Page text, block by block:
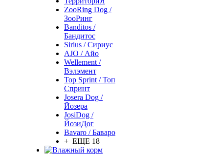
ZooRing Dog /
ЗооРинг
Banditos /
Бандитос
Sirius / Сириус
AJO / Айо
Wellement /
Вэлэмент
Top Sprint / Топ
Спринт
Josera Dog /
Йозера
JosiDog /
ЙозиДог
Bavaro / Баваро
+ ЕЩЕ 18